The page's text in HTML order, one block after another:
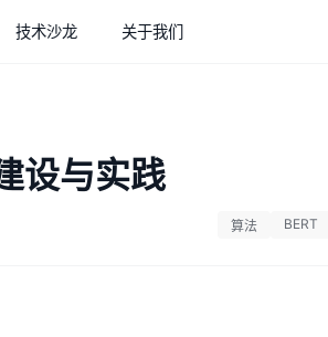
技术沙龙 关于我们
设与实践
算法 BERT